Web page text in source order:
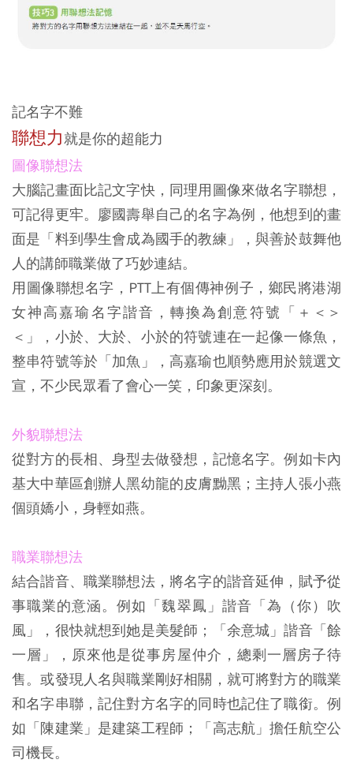
記名字不難
聯想力就是你的超能力
圖像聯想法
大腦記畫面比記文字快，同理用圖像來做名字聯想，
可記得更牢。廖國壽舉自己的名字為例，他想到的畫
面是「料到學生會成為國手的教練」，與善於鼓舞他
人的講師職業做了巧妙連結。
用圖像聯想名字，PTT上有個傳神例子，鄉民將港湖
女神高嘉瑜名字諧音，轉換為創意符號「＋＜＞
＜」，小於、大於、小於的符號連在一起像一條魚，
整串符號等於「加魚」，高嘉瑜也順勢應用於競選文
宣，不少民眾看了會心一笑，印象更深刻。
外貌聯想法
從對方的長相、身型去做發想，記憶名字。例如卡內
基大中華區創辦人黑幼龍的皮膚黝黑；主持人張小燕
個頭嬌小，身輕如燕。
職業聯想法
結合諧音、職業聯想法，將名字的諧音延伸，賦予從
事職業的意涵。例如「魏翠鳳」諧音「為（你）吹
風」，很快就想到她是美髮師；「余意城」諧音「餘
一層」，原來他是從事房屋仲介，總剩一層房子待
售。或發現人名與職業剛好相關，就可將對方的職業
和名字串聯，記住對方名字的同時也記住了職銜。例
如「陳建業」是建築工程師；「高志航」擔任航空公
司機長。